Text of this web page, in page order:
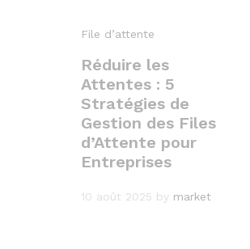
File d’attente
Réduire les
Attentes : 5
Stratégies de
Gestion des Files
d’Attente pour
Entreprises
10 août 2025 by market